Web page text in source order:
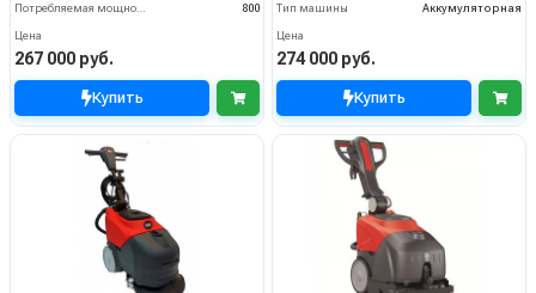
800
Цена
267 000 руб.
Купить
Тип машины
Аккумуляторная
Цена
274 000 руб.
Купить